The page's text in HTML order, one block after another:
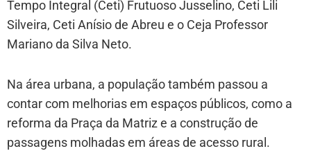
Tempo Integral (Ceti) Frutuoso Jusselino, Ceti Lili
Silveira, Ceti Anísio de Abreu e o Ceja Professor
Mariano da Silva Neto.
Na área urbana, a população também passou a
contar com melhorias em espaços públicos, como a
reforma da Praça da Matriz e a construção de
passagens molhadas em áreas de acesso rural.